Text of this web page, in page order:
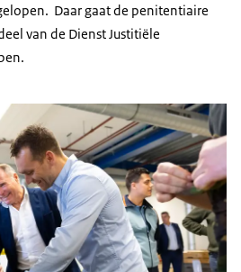
Daar gaat de penitentiaire
van de Dienst Justitiële
van het DJI raken de militaire